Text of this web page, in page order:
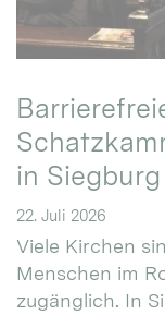
in Siegburg
22. Juli 2026
Viele Kirchen
Menschen im
zugänglich. In